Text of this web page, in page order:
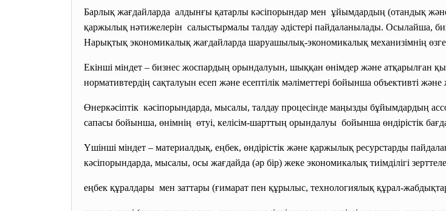
Барлық жағдайларда алдынғы қатарлы кәсіпорындар мен ұйымдардың (отандық және
қаржылық нәтижелерін салыстырмалы талдау әдістері пайдаланылады. Осылайша,
Нарықтық экономикалық жағдайларда шаруашылық-экономикалық механизімнің
Екінші міндет – бизнес жоспардың орындалуын, шыққан өнімдер және
нормативтердің сақталуын есеп және есептілік мәліметтері бойынша объективті
Өнеркәсіптік кәсіпорындарда, мысалы, талдау процесінде маңызды бұйымдардың
сапасы бойынша, өнімнің өтуі, келісім-шарттың орындалуы бойынша өндірістік
Үшінші міндет – материалдық, еңбек, өндірістік және қаржылық ресурстарды
кәсіпорындарда, мысалы, осы жағдайда (әр бір) жеке экономикалық тиімділігі
еңбек құралдары мен заттары (ғимарат пен құрылыс, технологиялық құрал-